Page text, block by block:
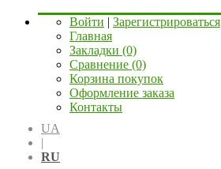
Войти | Зарегистрироваться
Главная
Закладки (0)
Сравнение (0)
Корзина покупок
Оформление заказа
Контакты
UA
|
RU